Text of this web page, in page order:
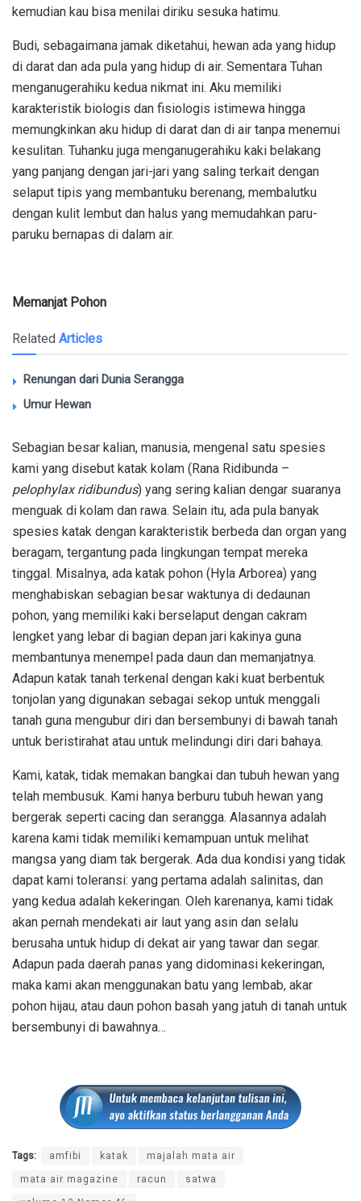
kemudian kau bisa menilai diriku sesuka hatimu.
Budi, sebagaimana jamak diketahui, hewan ada yang hidup
di darat dan ada pula yang hidup di air. Sementara Tuhan
menganugerahiku kedua nikmat ini. Aku memiliki
karakteristik biologis dan fisiologis istimewa hingga
memungkinkan aku hidup di darat dan di air tanpa menemui
kesulitan. Tuhanku juga menganugerahiku kaki belakang
yang panjang dengan jari-jari yang saling terkait dengan
selaput tipis yang membantuku berenang, membalutku
dengan kulit lembut dan halus yang memudahkan paru-
paruku bernapas di dalam air.
Memanjat Pohon
Related Articles
Renungan dari Dunia Serangga
Umur Hewan
Sebagian besar kalian, manusia, mengenal satu spesies
kami yang disebut katak kolam (Rana Ridibunda –
pelophylax ridibundus) yang sering kalian dengar suaranya
menguak di kolam dan rawa. Selain itu, ada pula banyak
spesies katak dengan karakteristik berbeda dan organ yang
beragam, tergantung pada lingkungan tempat mereka
tinggal. Misalnya, ada katak pohon (Hyla Arborea) yang
menghabiskan sebagian besar waktunya di dedaunan
pohon, yang memiliki kaki berselaput dengan cakram
lengket yang lebar di bagian depan jari kakinya guna
membantunya menempel pada daun dan memanjatnya.
Adapun katak tanah terkenal dengan kaki kuat berbentuk
tonjolan yang digunakan sebagai sekop untuk menggali
tanah guna mengubur diri dan bersembunyi di bawah tanah
untuk beristirahat atau untuk melindungi diri dari bahaya.
Kami, katak, tidak memakan bangkai dan tubuh hewan yang
telah membusuk. Kami hanya berburu tubuh hewan yang
bergerak seperti cacing dan serangga. Alasannya adalah
karena kami tidak memiliki kemampuan untuk melihat
mangsa yang diam tak bergerak. Ada dua kondisi yang tidak
dapat kami toleransi: yang pertama adalah salinitas, dan
yang kedua adalah kekeringan. Oleh karenanya, kami tidak
akan pernah mendekati air laut yang asin dan selalu
berusaha untuk hidup di dekat air yang tawar dan segar.
Adapun pada daerah panas yang didominasi kekeringan,
maka kami akan menggunakan batu yang lembab, akar
pohon hijau, atau daun pohon basah yang jatuh di tanah untuk
bersembunyi di bawahnya…
Tags: amfibi katak majalah mata air
mata air magazine racun satwa